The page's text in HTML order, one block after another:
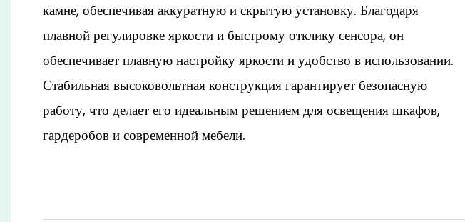
камне, обеспечивая аккуратную и скрытую установку. Благодаря
плавной регулировке яркости и быстрому отклику сенсора, он
обеспечивает плавную настройку яркости и удобство в использовании.
Стабильная высоковольтная конструкция гарантирует безопасную
работу, что делает его идеальным решением для освещения шкафов,
гардеробов и современной мебели.